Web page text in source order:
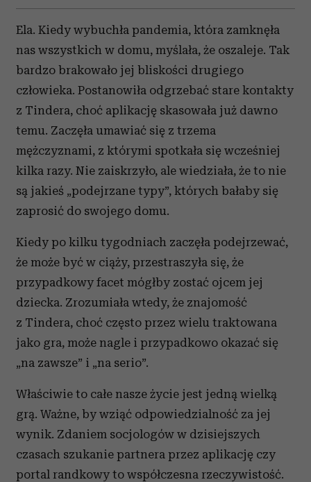
Ela. Kiedy wybuchła pandemia, która zamknęła
nas wszystkich w domu, myślała, że oszaleje. Tak
bardzo brakowało jej bliskości drugiego
człowieka. Postanowiła odgrzebać stare kontakty
z Tindera, choć aplikację skasowała już dawno
temu. Zaczęła umawiać się z trzema
mężczyznami, z którymi spotkała się wcześniej
kilka razy. Nie zaiskrzyło, ale wiedziała, że to nie
są jakieś „podejrzane typy”, których bałaby się
zaprosić do swojego domu.
Kiedy po kilku tygodniach zaczęła podejrzewać,
że może być w ciąży, przestraszyła się, że
przypadkowy facet mógłby zostać ojcem jej
dziecka. Zrozumiała wtedy, że znajomość
z Tindera, choć często przez wielu traktowana
jako gra, może nagle i przypadkowo okazać się
„na zawsze” i „na serio”.
Właściwie to całe nasze życie jest jedną wielką
grą. Ważne, by wziąć odpowiedzialność za jej
wynik. Zdaniem socjologów w dzisiejszych
czasach szukanie partnera przez aplikację czy
portal randkowy to współczesna rzeczywistość.